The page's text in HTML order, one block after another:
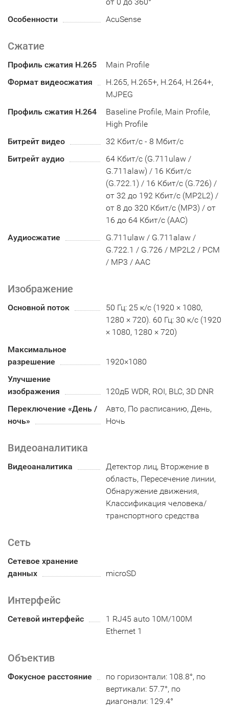
Особенности
AcuSense
Сжатие
Профиль сжатия H.265
Main Profile
Формат видеосжатия
H.265, H.265+, H.264, H.264+,
MJPEG
Профиль сжатия H.264
Baseline Profile, Main Profile,
High Profile
Битрейт видео
32 Кбит/с - 8 Мбит/с
Битрейт аудио
64 Кбит/с (G.711ulaw /
G.711alaw) / 16 Кбит/с
(G.722.1) / 16 Кбит/с (G.726) /
от 32 до 192 Кбит/с (MP2L2) /
от 8 до 320 Кбит/с (MP3) / от
16 до 64 Кбит/с (AAC)
Аудиосжатие
G.711ulaw / G.711alaw /
G.722.1 / G.726 / MP2L2 / PCM
/ MP3 / AAC
Изображение
Основной поток
50 Гц: 25 к/с (1920 × 1080,
1280 × 720). 60 Гц: 30 к/с (1920
× 1080, 1280 × 720)
Максимальное
разрешение
1920×1080
Улучшение
изображения
120дБ WDR, ROI, BLC, 3D DNR
Переключение «День /
ночь»
Авто, По расписанию, День,
Ночь
Видеоаналитика
Видеоаналитика
Детектор лиц, Вторжение в
область, Пересечение линии,
Обнаружение движения,
Классификация человека/
транспортного средства
Сеть
Сетевое хранение
данных
microSD
Интерфейс
Сетевой интерфейс
1 RJ45 auto 10M/100M
Ethernet 1
Объектив
Фокусное расстояние
по горизонтали: 108.8°, по
вертикали: 57.7°, по
диагонали: 129.4°